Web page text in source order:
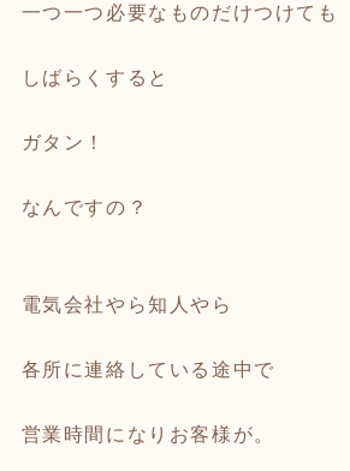
一つ一つ必要なものだけつけても
しばらくすると
ガタン！
なんですの？
電気会社やら知人やら
各所に連絡している途中で
営業時間になりお客様が。